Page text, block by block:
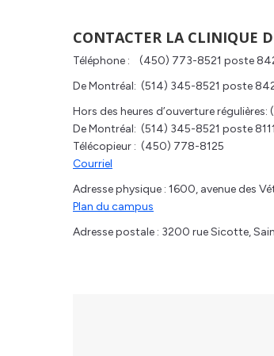
CONTACTER LA CLINIQUE
Téléphone : (450) 773-8521 poste
De Montréal: (514) 345-8521 poste
Hors des heures d’ouverture
De Montréal: (514) 345-8521 poste 8111
Télécopieur : (450) 778-8125
Courriel
Adresse physique : 1600, avenue des
Plan du campus
Adresse postale : 3200 rue Sicotte,